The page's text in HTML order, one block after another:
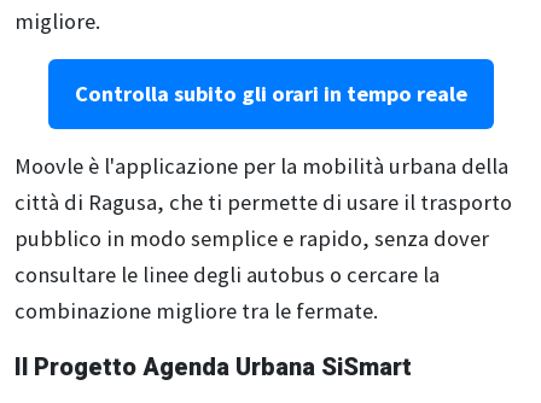
migliore.
Controlla subito gli orari in tempo reale
Moovle è l'applicazione per la mobilità urbana della
città di Ragusa, che ti permette di usare il trasporto
pubblico in modo semplice e rapido, senza dover
consultare le linee degli autobus o cercare la
combinazione migliore tra le fermate.
Il Progetto Agenda Urbana SiSmart